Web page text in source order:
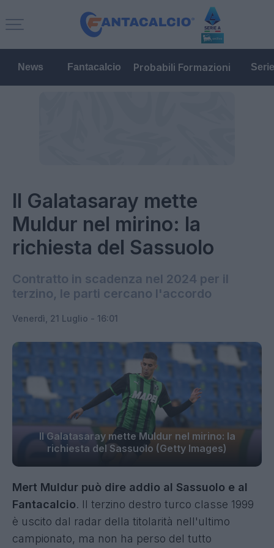
News Fantacalcio Probabili Formazioni
Il Galatasaray mette
Muldur nel mirino: la
richiesta del Sassuolo
Contratto in scadenza nel 2024 per il
terzino, le parti cercano l'accordo
Venerdì, 21 Luglio - 16:01
Il Galatasaray mette Muldur nel mirino: la
richiesta del Sassuolo (Getty Images)
Mert Muldur può dire addio al Sassuolo e al
Fantacalcio. Il terzino destro turco classe 1999
è uscito dal radar della titolarità nell'ultimo
campionato, ma non ha perso del tutto